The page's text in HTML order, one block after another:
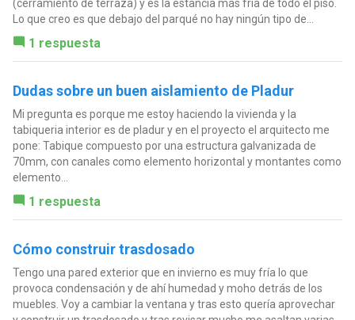
(cerramiento de terraza) y es la estancia más fría de todo el piso.
Lo que creo es que debajo del parqué no hay ningún tipo de...
1 respuesta
Dudas sobre un buen aislamiento de Pladur
Mi pregunta es porque me estoy haciendo la vivienda y la
tabiqueria interior es de pladur y en el proyecto el arquitecto me
pone: Tabique compuesto por una estructura galvanizada de
70mm, con canales como elemento horizontal y montantes como
elemento...
1 respuesta
Cómo construir trasdosado
Tengo una pared exterior que en invierno es muy fría lo que
provoca condensación y de ahí humedad y moho detrás de los
muebles. Voy a cambiar la ventana y tras esto quería aprovechar